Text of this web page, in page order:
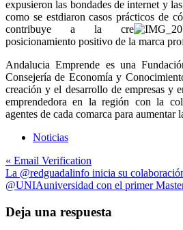
expusieron las bondades de internet y
como se estdiaron casos prácticos de
contribuye a la cre
posicionamiento positivo de la marca
Andalucia Emprende es una
Consejería de Economía y
creación y el desarrollo de empresas y
emprendedora en la región con la
agentes de cada comarca para aumentar
Noticias
Navegación
de
« Email Verification
La @redguadalinfo inicia su
@UNIAuniversidad con el primer
Deja una respuesta